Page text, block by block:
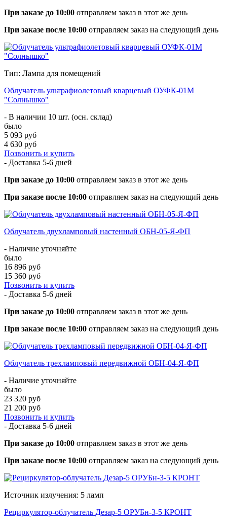
При заказе до 10:00 отправляем заказ в этот же день
При заказе после 10:00 отправляем заказ на следующий день
Тип: Лампа для помещений
Облучатель ультрафиолетовый кварцевый ОУФК-01М
"Солнышко"
- В наличии 10 шт. (осн. склад)
было
5 093 руб
4 630 руб
Позвонить и купить
- Доставка 5-6 дней
При заказе до 10:00 отправляем заказ в этот же день
При заказе после 10:00 отправляем заказ на следующий день
Облучатель двухламповый настенный ОБН-05-Я-ФП
- Наличие уточняйте
было
16 896 руб
15 360 руб
Позвонить и купить
- Доставка 5-6 дней
При заказе до 10:00 отправляем заказ в этот же день
При заказе после 10:00 отправляем заказ на следующий день
Облучатель трехламповый передвижной ОБН-04-Я-ФП
- Наличие уточняйте
было
23 320 руб
21 200 руб
Позвонить и купить
- Доставка 5-6 дней
При заказе до 10:00 отправляем заказ в этот же день
При заказе после 10:00 отправляем заказ на следующий день
Источник излучения: 5 ламп
Рециркулятор-облучатель Дезар-5 ОРУБн-3-5 КРОНТ